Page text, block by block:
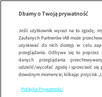
Wypróbuj aplikację
Korzystaj z łatwiejszej
Dbamy o Twoją prywatność
Jeśli użytkownik wyrazi na to zgodę,
Zaufanych Partnerów IAB może
uzyskiwać do nich dostęp w celu
przeglądania. Odbywa się to poprzez
danych przeglądania
udzielić/wycofać zgodę i sprzeciwić się
dowolnym momencie, klikając przycisk
Polityka Prywatności